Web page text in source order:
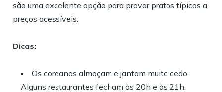
são uma excelente opção para provar pratos típicos a
preços acessíveis.
Dicas:
Os coreanos almoçam e jantam muito cedo.
Alguns restaurantes fecham às 20h e às 21h;